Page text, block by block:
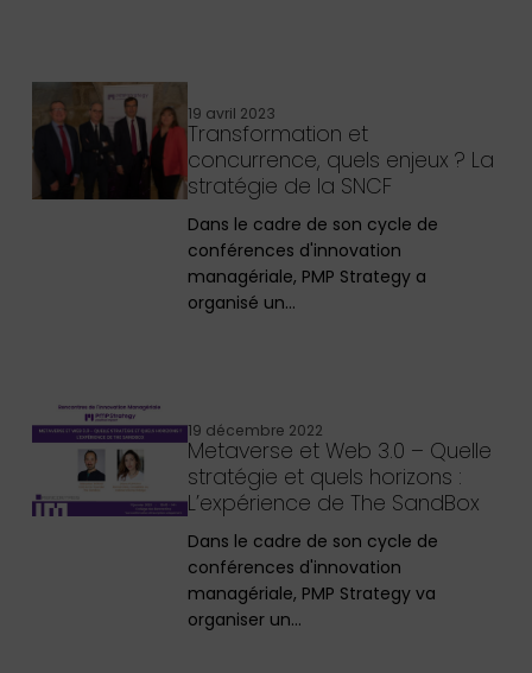
19 avril 2023
Transformation et
concurrence, quels enjeux ? La
stratégie de la SNCF
Dans le cadre de son cycle de
conférences d'innovation
managériale, PMP Strategy a
organisé un…
19 décembre 2022
Metaverse et Web 3.0 – Quelle
stratégie et quels horizons :
L’expérience de The SandBox
Dans le cadre de son cycle de
conférences d'innovation
managériale, PMP Strategy va
organiser un…